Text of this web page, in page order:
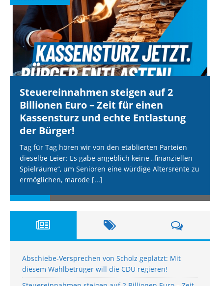
Steuereinnahmen steigen auf 2
Billionen Euro – Zeit für einen
Kassensturz und echte Entlastung
der Bürger!
Tag für Tag hören wir von den etablierten Parteien
dieselbe Leier: Es gäbe angeblich keine „finanziellen
Spielräume“, um Senioren eine würdige Altersrente zu
ermöglichen, marode [...]
Abschiebe-Versprechen von Scholz geplatzt: Mit
diesem Wahlbetrüger will die CDU regieren!